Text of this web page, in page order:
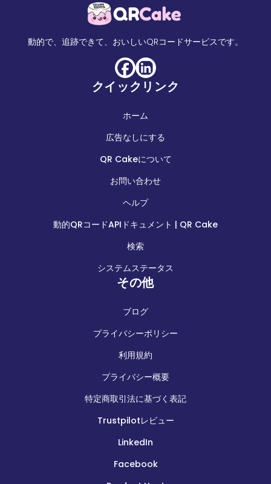
動的で、追跡できて、おいしいQRコードサービスです。
クイックリンク
ホーム
広告なしにする
QR Cakeについて
お問い合わせ
ヘルプ
動的QRコードAPIドキュメント | QR Cake
検索
システムステータス
その他
ブログ
プライバシーポリシー
利用規約
プライバシー概要
特定商取引法に基づく表記
Trustpilotレビュー
LinkedIn
Facebook